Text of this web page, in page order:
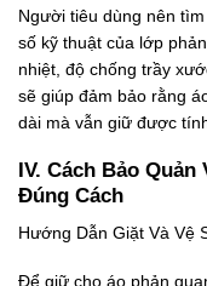
Người tiêu dùng nên
số kỹ thuật của lớp
nhiệt, độ chống trầy
sẽ giúp đảm bảo rằng
dài mà vẫn giữ được
IV. Cách Bảo
Đúng Cách
Hướng Dẫn Giặt Và Vệ
Để giữ cho áo phản